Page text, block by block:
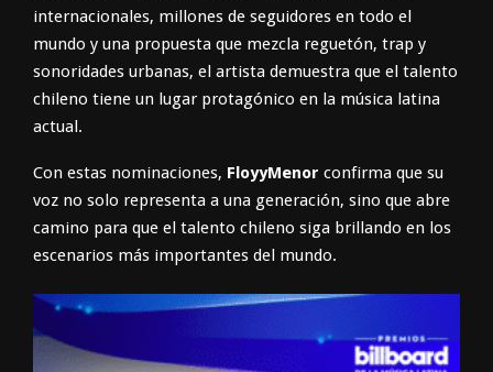
internacionales, millones de seguidores en todo el
mundo y una propuesta que mezcla reguetón, trap y
sonoridades urbanas, el artista demuestra que el talento
chileno tiene un lugar protagónico en la música latina
actual.
Con estas nominaciones, FloyyMenor confirma que su
voz no solo representa a una generación, sino que abre
camino para que el talento chileno siga brillando en los
escenarios más importantes del mundo.